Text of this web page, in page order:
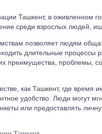
Ташкент, в оживленном
среди взрослых людей,
позволяет людям
длительные процессы
преимущества, проблемы,
как Ташкент, где время
удобство. Люди могут
или предоставлять